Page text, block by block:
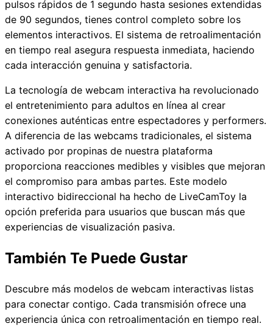
pulsos rápidos de 1 segundo hasta sesiones extendidas
de 90 segundos, tienes control completo sobre los
elementos interactivos. El sistema de retroalimentación
en tiempo real asegura respuesta inmediata, haciendo
cada interacción genuina y satisfactoria.
La tecnología de webcam interactiva ha revolucionado
el entretenimiento para adultos en línea al crear
conexiones auténticas entre espectadores y performers.
A diferencia de las webcams tradicionales, el sistema
activado por propinas de nuestra plataforma
proporciona reacciones medibles y visibles que mejoran
el compromiso para ambas partes. Este modelo
interactivo bidireccional ha hecho de LiveCamToy la
opción preferida para usuarios que buscan más que
experiencias de visualización pasiva.
También Te Puede Gustar
Descubre más modelos de webcam interactivas listas
para conectar contigo. Cada transmisión ofrece una
experiencia única con retroalimentación en tiempo real.